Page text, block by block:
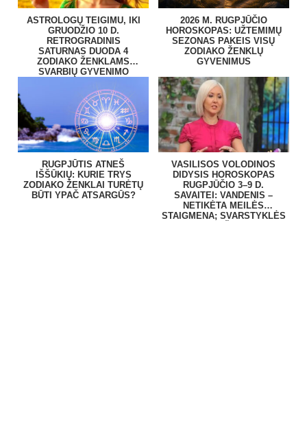
ASTROLOGŲ TEIGIMU, IKI
GRUODŽIO 10 D.
RETROGRADINIS
SATURNAS DUODA 4
ZODIAKO ŽENKLAMS
SVARBIŲ GYVENIMO
2026 M. RUGPJŪČIO
HOROSKOPAS: UŽTEMIMŲ
SEZONAS PAKEIS VISŲ
ZODIAKO ŽENKLŲ
GYVENIMUS
RUGPJŪTIS ATNEŠ
IŠŠŪKIŲ: KURIE TRYS
ZODIAKO ŽENKLAI TURĖTŲ
BŪTI YPAČ ATSARGŪS?
VASILISOS VOLODINOS
DIDYSIS HOROSKOPAS
RUGPJŪČIO 3–9 D.
SAVAITEI: VANDENIS –
NETIKĖTA MEILĖS
STAIGMENA; SVARSTYKLĖS